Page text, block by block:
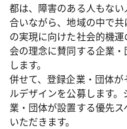
都は、障害のある人もな
合いながら、地域の中で共
の実現に向けた社会的機
会の理念に賛同する企業
します。
併せて、登録企業・団体
ルデザインを公募します
業・団体が設置する優先
いただきます。